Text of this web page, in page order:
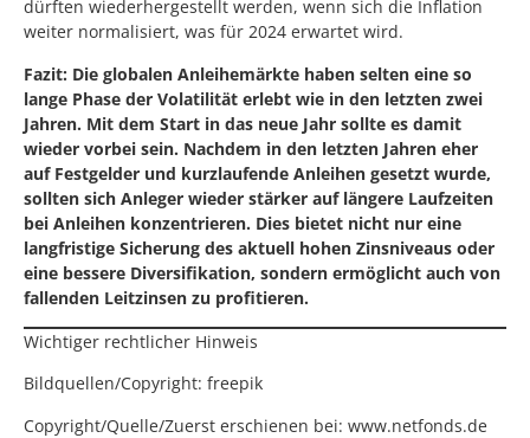
dürften wiederhergestellt werden, wenn sich die Inflation
weiter normalisiert, was für 2024 erwartet wird.
Fazit: Die globalen Anleihemärkte haben selten eine so
lange Phase der Volatilität erlebt wie in den letzten zwei
Jahren. Mit dem Start in das neue Jahr sollte es damit
wieder vorbei sein. Nachdem in den letzten Jahren eher
auf Festgelder und kurzlaufende Anleihen gesetzt wurde,
sollten sich Anleger wieder stärker auf längere Laufzeiten
bei Anleihen konzentrieren. Dies bietet nicht nur eine
langfristige Sicherung des aktuell hohen Zinsniveaus oder
eine bessere Diversifikation, sondern ermöglicht auch von
fallenden Leitzinsen zu profitieren.
Wichtiger rechtlicher Hinweis
Bildquellen/Copyright: freepik
Copyright/Quelle/Zuerst erschienen bei: www.netfonds.de